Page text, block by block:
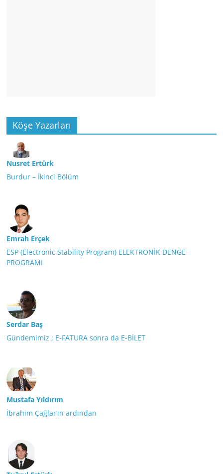
Köşe Yazarları
Nusret Ertürk
Burdur – İkinci Bölüm
Emrah Erçek
ESP (Electronic Stability Program) ELEKTRONİK DENGE
PROGRAMI
Serdar Baş
Gündemimiz ; E-FATURA sonra da E-BİLET
Mustafa Yıldırım
İbrahim Çağlar’ın ardından